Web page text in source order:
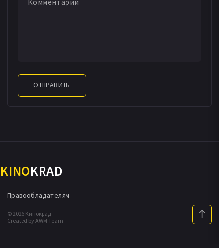
ОТПРАВИТЬ
KINOKRAD
© 2026 Кинокрад
Created by AWM Team
Правообладателям